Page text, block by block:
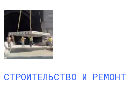
СТРОИТЕЛЬСТВО И РЕМОНТ